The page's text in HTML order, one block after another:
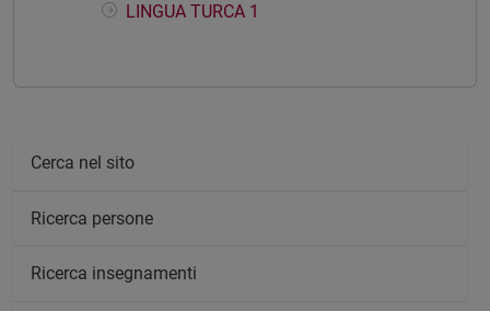
LINGUA TURCA 1
Cerca nel sito
Ricerca persone
Ricerca insegnamenti